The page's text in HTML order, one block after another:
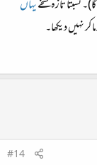
نسبتاً تازہ نسخےیہاں
نہیں دیکھا۔
#14